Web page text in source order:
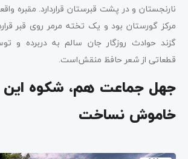
نارنجستان و در پشت قبرستان قراردارد. مقبره
مرکز گورستان بود و یک تخته مرمر روی قبر
گزند حوادث روزگار جان سالم به دربرده و
قطعاتی از شعر حافظ منقش‌است.
جهل جماعت هم، شکوه این
خاموش نساخت